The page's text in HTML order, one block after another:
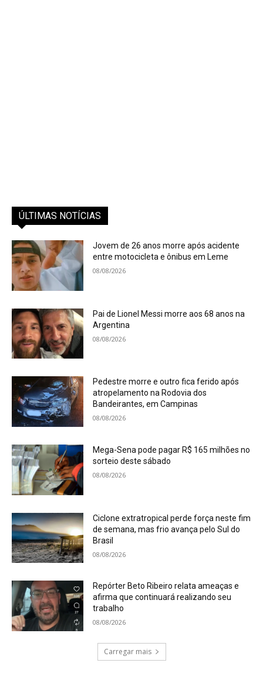
ÚLTIMAS NOTÍCIAS
Jovem de 26 anos morre após acidente
entre motocicleta e ônibus em Leme
08/08/2026
Pai de Lionel Messi morre aos 68 anos na
Argentina
08/08/2026
Pedestre morre e outro fica ferido após
atropelamento na Rodovia dos
Bandeirantes, em Campinas
08/08/2026
Mega-Sena pode pagar R$ 165 milhões no
sorteio deste sábado
08/08/2026
Ciclone extratropical perde força neste fim
de semana, mas frio avança pelo Sul do
Brasil
08/08/2026
Repórter Beto Ribeiro relata ameaças e
afirma que continuará realizando seu
trabalho
08/08/2026
Carregar mais